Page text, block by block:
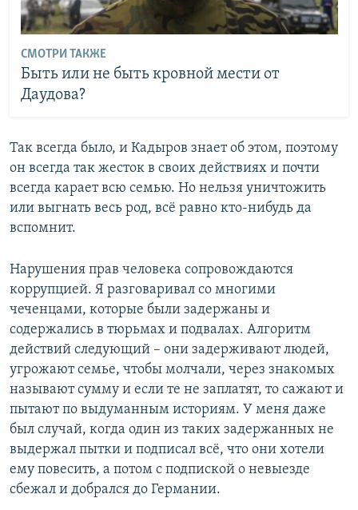
СМОТРИ ТАКЖЕ
Быть или не быть кровной мести от
Даудова?
Так всегда было, и Кадыров знает об этом, поэтому
он всегда так жесток в своих действиях и почти
всегда карает всю семью. Но нельзя уничтожить
или выгнать весь род, всё равно кто-нибудь да
вспомнит.
Нарушения прав человека сопровождаются
коррупцией. Я разговаривал со многими
чеченцами, которые были задержаны и
содержались в тюрьмах и подвалах. Алгоритм
действий следующий – они задерживают людей,
угрожают семье, чтобы молчали, через знакомых
называют сумму и если те не заплатят, то сажают и
пытают по выдуманным историям. У меня даже
был случай, когда один из таких задержанных не
выдержал пытки и подписал всё, что они хотели
ему повесить, а потом с подпиской о невыезде
сбежал и добрался до Германии.